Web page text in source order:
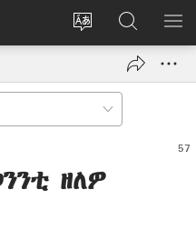
ቋንቋ
እቶ
(opens
ኣብ
JW.ORG
ድለ
ዘለዎ